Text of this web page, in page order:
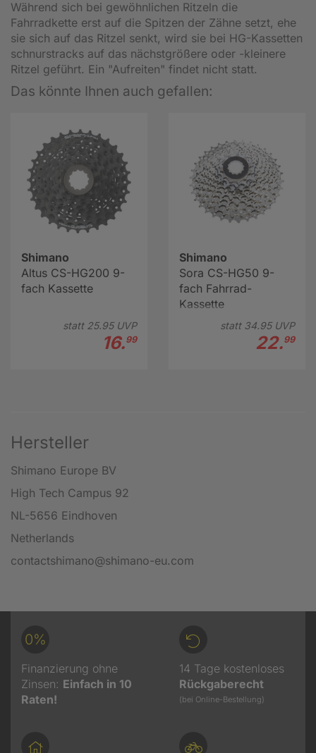
Während sich bei gewöhnlichen Ritzeln die
Fahrradkette erst auf die Spitzen der Zähne setzt, ehe
sie sich auf das Ritzel senkt, wird sie bei HG-Kassetten
schnurstracks auf das nächstgrößere oder -kleinere
Ritzel geführt. Ein "Aufreiten" findet nicht statt.
Das könnte Ihnen auch gefallen:
Shimano
Altus CS-HG200 9-
fach Kassette
statt 25.95UVP
16.99
Shimano
Sora CS-HG50 9-
fach Fahrrad-
Kassette
statt 34.95UVP
22.99
Hersteller
Shimano Europe BV
High Tech Campus 92
NL-5656 Eindhoven
Netherlands
contactshimano@shimano-eu.com
0%
Finanzierung ohne
Zinsen: Einfach in 10
Raten!
14 Tage kostenloses
Rückgaberecht
(bei Online-Bestellung)